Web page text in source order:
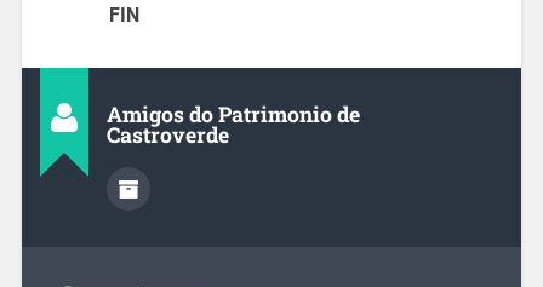
FIN
Amigos do Patrimonio de
Castroverde